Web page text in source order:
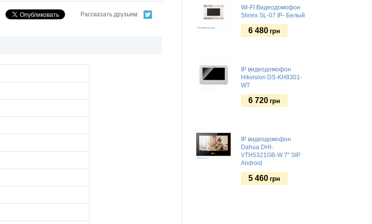
Wi-FI Видеодомофон
Slinex SL-07 IP- Белый
6 480 грн
IP видеодомофон
Hikvision DS-KH8301-
WT
6 720 грн
IP видеодомофон
Dahua DHI-
VTH5321GB-W 7" SIP
Android
5 460 грн
Рассказать друзьям: